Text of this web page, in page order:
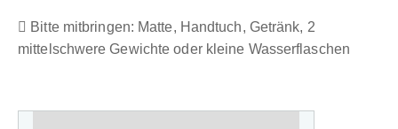
Bitte mitbringen: Matte, Handtuch, Getränk, 2
mittelschwere Gewichte oder kleine Wasserflaschen